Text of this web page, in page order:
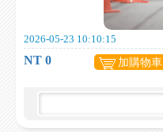
2026-05-23 10:10:15
NT 0 加購物車